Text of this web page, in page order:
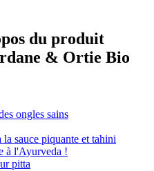
du produit
& Ortie Bio
ongles sains
la sauce piquante et tahini
à l'Ayurveda !
pitta